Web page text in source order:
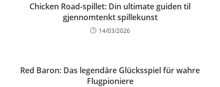
Chicken Road-spillet: Din ultimate guiden til
gjennomtenkt spillekunst
14/03/2026
Red Baron: Das legendäre Glücksspiel für wahre
Flugpioniere